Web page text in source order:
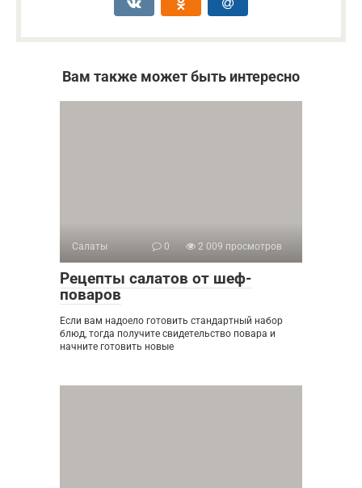
Вам также может быть интересно
Салаты 0 2 009 просмотров
Рецепты салатов от шеф-
поваров
Если вам надоело готовить стандартный набор
блюд, тогда получите свидетельство повара и
начните готовить новые